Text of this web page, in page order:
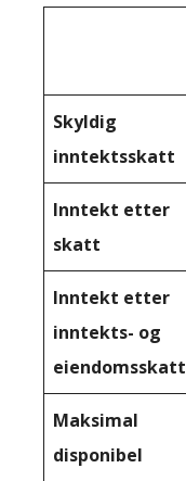
Skyldig
inntektsskatt
Inntekt etter
skatt
Inntekt etter
inntekts- og
eiendomsskatt
Maksimal
disponibel